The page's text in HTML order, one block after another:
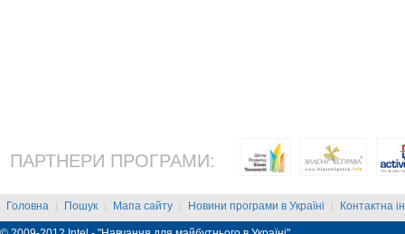
ПАРТНЕРИ ПРОГРАМИ:
Головна | Пошук | Мапа сайту | Новини програми в Україні | Контактна